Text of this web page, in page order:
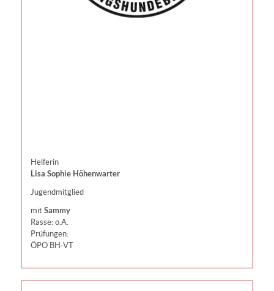
Helferin
Lisa Sophie Höhenwarter
Jugendmitglied
mit Sammy
Rasse: o.A.
Prüfungen:
ÖPO BH-VT